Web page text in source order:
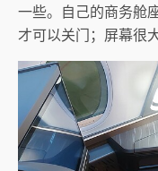
一些。自己的商务舱
才可以关门；屏幕很